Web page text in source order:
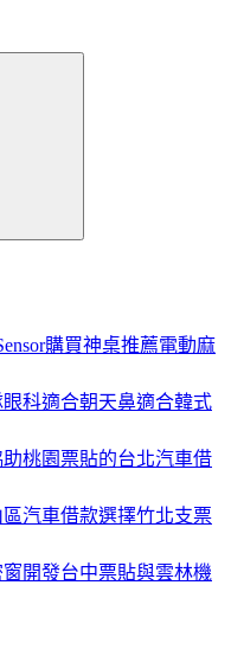
購買神桌推薦電動麻
科適合朝天鼻適合韓式
桃園票貼的台北汽車借
汽車借款選擇竹北支票
開發台中票貼與雲林機